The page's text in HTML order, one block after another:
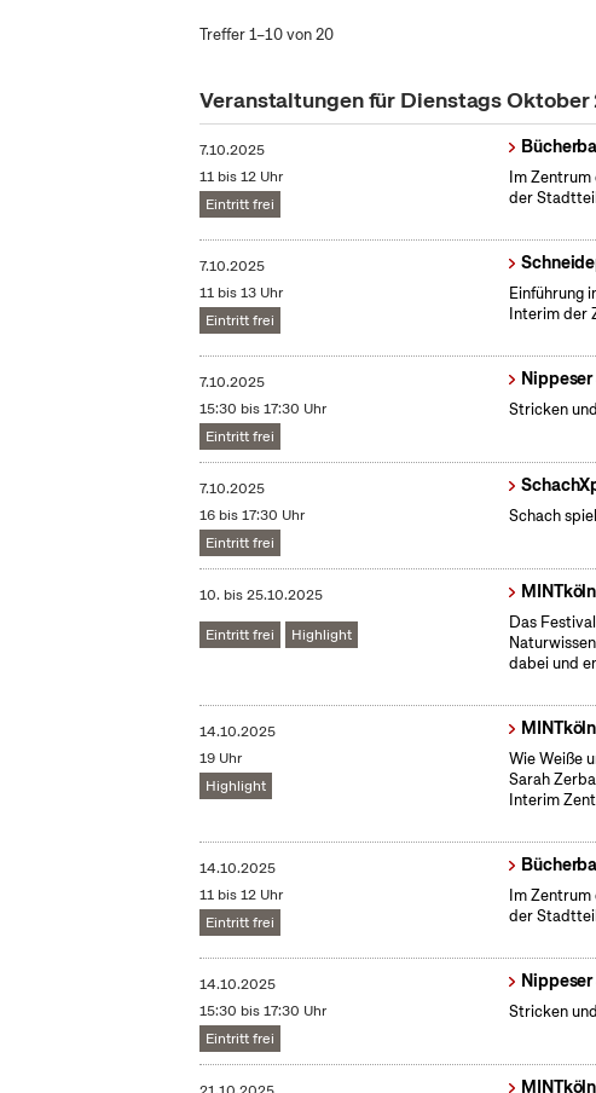
Treffer 1–10 von 20
Veranstaltungen für Dienstags
7.10.2025
11 bis 12 Uhr
Eintritt frei
Im Zentrum
der
7.10.2025
11 bis 13 Uhr
Eintritt frei
​Einführung
Interim der
7.10.2025
15:30 bis 17:30 Uhr
Eintritt frei
Stricken
7.10.2025
16 bis 17:30 Uhr
Eintritt frei
Schach
10. bis25.10.2025
Eintritt frei Highlight
Das
dabei und
14.10.2025
19 Uhr
Highlight
Wie Weiße
Sarah
Interim
14.10.2025
11 bis 12 Uhr
Eintritt frei
Im Zentrum
der
14.10.2025
15:30 bis 17:30 Uhr
Eintritt frei
Stricken